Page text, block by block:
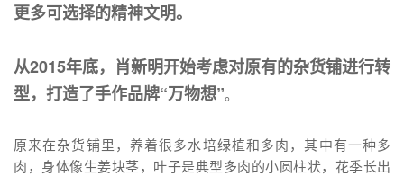
更多可选择的精神文明。
从2015年底，肖新明开始考虑对原有的杂货铺进行转
型，打造了手作品牌“万物想”。
原来在杂货铺里，养着很多水培绿植和多肉，其中有一种多
肉，身体像生姜块茎，叶子是典型多肉的小圆柱状，花季长出